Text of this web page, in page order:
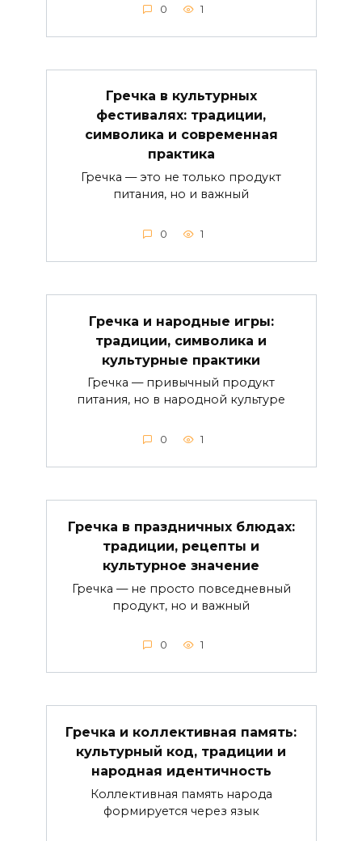
0 1
Гречка в культурных
фестивалях: традиции,
символика и современная
практика
Гречка — это не только продукт
питания, но и важный
0 1
Гречка и народные игры:
традиции, символика и
культурные практики
Гречка — привычный продукт
питания, но в народной культуре
0 1
Гречка в праздничных блюдах:
традиции, рецепты и
культурное значение
Гречка — не просто повседневный
продукт, но и важный
0 1
Гречка и коллективная память:
культурный код, традиции и
народная идентичность
Коллективная память народа
формируется через язык